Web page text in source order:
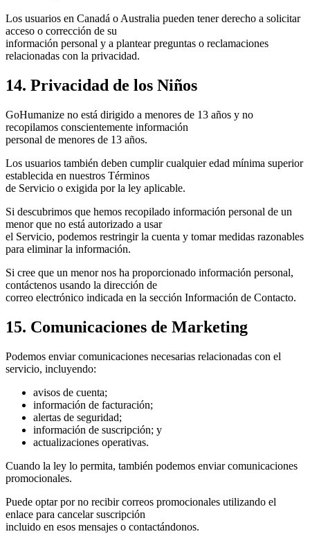
Los usuarios en Canadá o Australia pueden tener derecho a solicitar
acceso o corrección de su
información personal y a plantear preguntas o reclamaciones
relacionadas con la privacidad.
14. Privacidad de los Niños
GoHumanize no está dirigido a menores de 13 años y no
recopilamos conscientemente información
personal de menores de 13 años.
Los usuarios también deben cumplir cualquier edad mínima superior
establecida en nuestros Términos
de Servicio o exigida por la ley aplicable.
Si descubrimos que hemos recopilado información personal de un
menor que no está autorizado a usar
el Servicio, podemos restringir la cuenta y tomar medidas razonables
para eliminar la información.
Si cree que un menor nos ha proporcionado información personal,
contáctenos usando la dirección de
correo electrónico indicada en la sección Información de Contacto.
15. Comunicaciones de Marketing
Podemos enviar comunicaciones necesarias relacionadas con el
servicio, incluyendo:
avisos de cuenta;
información de facturación;
alertas de seguridad;
información de suscripción; y
actualizaciones operativas.
Cuando la ley lo permita, también podemos enviar comunicaciones
promocionales.
Puede optar por no recibir correos promocionales utilizando el
enlace para cancelar suscripción
incluido en esos mensajes o contactándonos.